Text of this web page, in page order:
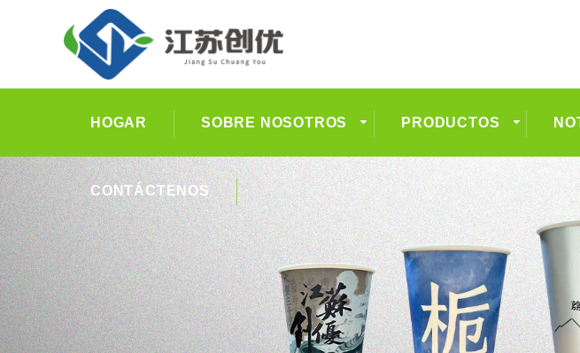
HOGAR SOBRE NOSOTROS PRODUCTOS
CONTÁCTENOS